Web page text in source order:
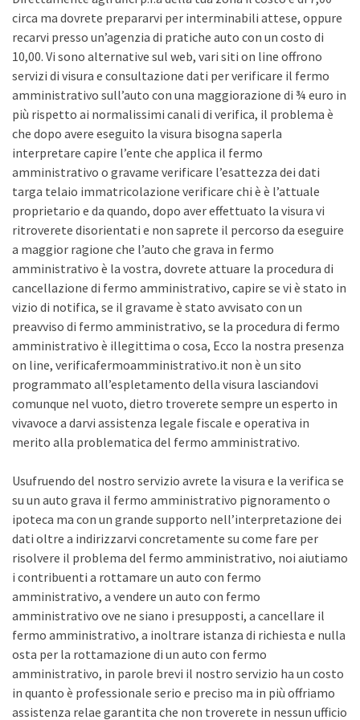
circa ma dovrete prepararvi per interminabili attese, oppure
recarvi presso un’agenzia di pratiche auto con un costo di
10,00. Vi sono alternative sul web, vari siti on line offrono
servizi di visura e consultazione dati per verificare il fermo
amministrativo sull’auto con una maggiorazione di ¾ euro in
più rispetto ai normalissimi canali di verifica, il problema è
che dopo avere eseguito la visura bisogna saperla
interpretare capire l’ente che applica il fermo
amministrativo o gravame verificare l’esattezza dei dati
targa telaio immatricolazione verificare chi è è l’attuale
proprietario e da quando, dopo aver effettuato la visura vi
ritroverete disorientati e non saprete il percorso da eseguire
a maggior ragione che l’auto che grava in fermo
amministrativo è la vostra, dovrete attuare la procedura di
cancellazione di fermo amministrativo, capire se vi è stato in
vizio di notifica, se il gravame è stato avvisato con un
preavviso di fermo amministrativo, se la procedura di fermo
amministrativo è illegittima o cosa, Ecco la nostra presenza
on line, verificafermoamministrativo.it non è un sito
programmato all’espletamento della visura lasciandovi
comunque nel vuoto, dietro troverete sempre un esperto in
vivavoce a darvi assistenza legale fiscale e operativa in
merito alla problematica del fermo amministrativo.
Usufruendo del nostro servizio avrete la visura e la verifica se
su un auto grava il fermo amministrativo pignoramento o
ipoteca ma con un grande supporto nell’interpretazione dei
dati oltre a indirizzarvi concretamente su come fare per
risolvere il problema del fermo amministrativo, noi aiutiamo
i contribuenti a rottamare un auto con fermo
amministrativo, a vendere un auto con fermo
amministrativo ove ne siano i presupposti, a cancellare il
fermo amministrativo, a inoltrare istanza di richiesta e nulla
osta per la rottamazione di un auto con fermo
amministrativo, in parole brevi il nostro servizio ha un costo
in quanto è professionale serio e preciso ma in più offriamo
assistenza relae garantita che non troverete in nessun ufficio